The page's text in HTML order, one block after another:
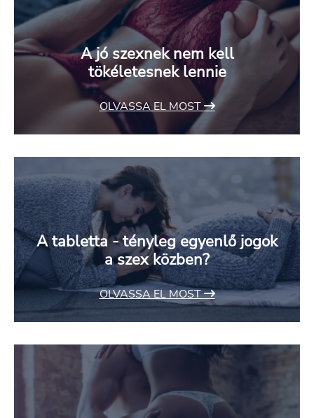
A jó szexnek nem kell
tökéletesnek lennie
OLVASSA EL MOST
A tabletta - tényleg egyenlő jogok
a szex közben?
OLVASSA EL MOST